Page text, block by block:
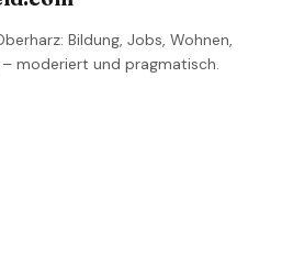
Bildung, Jobs, Wohnen,
moderiert und pragmatisch.